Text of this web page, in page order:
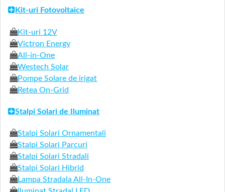
Kit-uri Fotovoltaice
Kit-uri 12V
Victron Energy
All-in-One
Westech Solar
Pompe Solare de irigat
Retea On-Grid
Stalpi Solari de Iluminat
Stalpi Solari Ornamentali
Stalpi Solari Parcuri
Stalpi Solari Stradali
Stalpi Solari Hibrid
Lampa Stradala All-In-One